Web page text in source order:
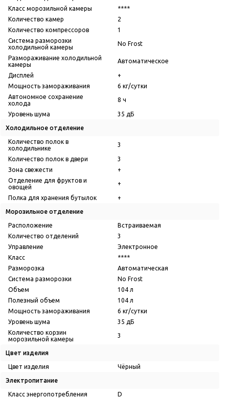
Класс морозильной камеры
****
Количество камер
2
Количество компрессоров
1
Система разморозки
холодильной камеры
No Frost
Размораживание холодильной
камеры
Автоматическое
Дисплей
+
Мощность замораживания
6 кг/сутки
Автономное сохранение
холода
8 ч
Уровень шума 35 дБ
Холодильное отделение
Количество полок в
холодильнике
3
Количество полок в двери
3
Зона свежести
+
Отделение для фруктов и
овощей
+
Полка для хранения бутылок +
Морозильное отделение
Расположение
Встраиваемая
Количество отделений
3
Управление
Электронное
Класс
****
Разморозка
Автоматическая
Система разморозки
No Frost
Объем
104 л
Полезный объем
104 л
Мощность замораживания
6 кг/сутки
Уровень шума
35 дБ
Количество корзин
морозильной камеры
3
Цвет изделия
Цвет изделия Чёрный
Электропитание
Класс энергопотребления D